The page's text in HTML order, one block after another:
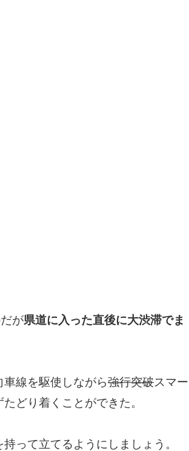
が県道に入った直後に大渋滞でま
線を駆使しながら強行突破スマー
どり着くことができた。
って立てるようにしましょう。